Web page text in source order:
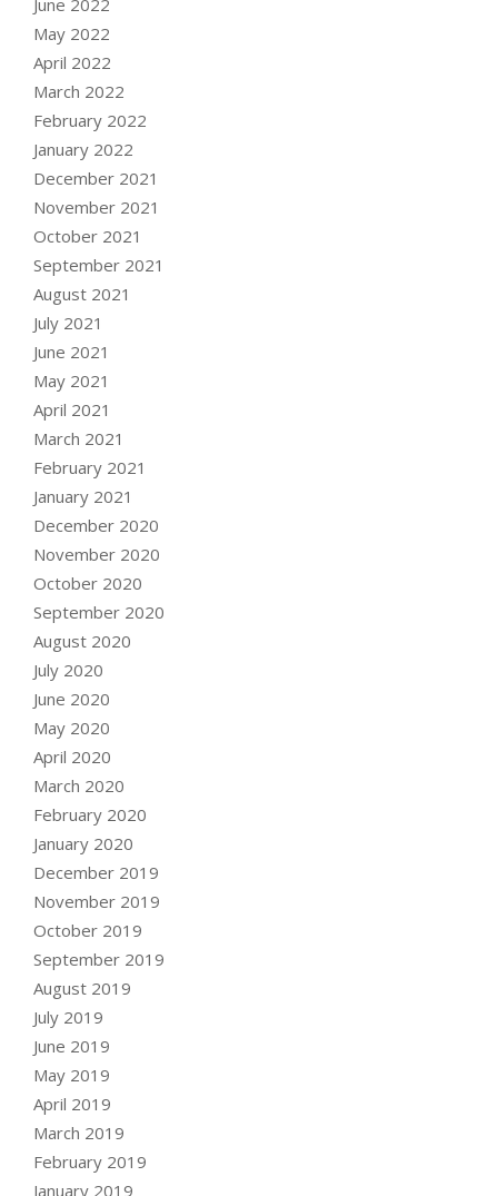
May 2022
April 2022
March 2022
February 2022
January 2022
December 2021
November 2021
October 2021
September 2021
August 2021
July 2021
June 2021
May 2021
April 2021
March 2021
February 2021
January 2021
December 2020
November 2020
October 2020
September 2020
August 2020
July 2020
June 2020
May 2020
April 2020
March 2020
February 2020
January 2020
December 2019
November 2019
October 2019
September 2019
August 2019
July 2019
June 2019
May 2019
April 2019
March 2019
February 2019
January 2019